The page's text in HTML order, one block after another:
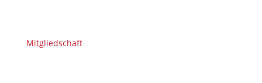
Mitgliedschaft